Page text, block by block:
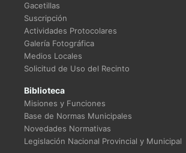
Gacetillas
Suscripción
Actividades Protocolares
Galería Fotográfica
Medios Locales
Solicitud de Uso del Recinto
Biblioteca
Misiones y Funciones
Base de Normas Municipales
Novedades Normativas
Legislación Nacional Provincial y Municipal